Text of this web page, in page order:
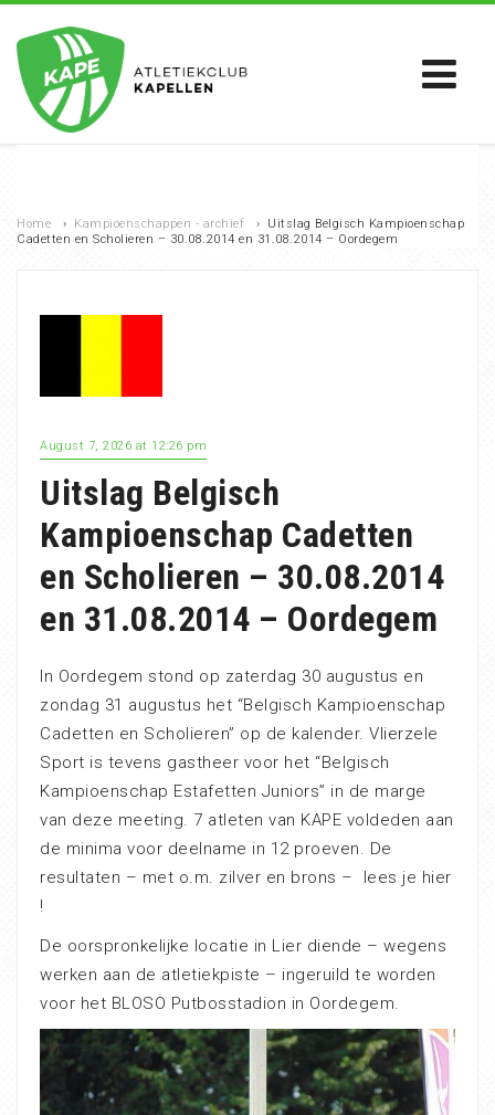
Home › Kampioenschappen - archief › Uitslag Belgisch Kampioenschap
Cadetten en Scholieren – 30.08.2014 en 31.08.2014 – Oordegem
August 7, 2026 at 12:26 pm
Uitslag Belgisch
Kampioenschap Cadetten
en Scholieren – 30.08.2014
en 31.08.2014 – Oordegem
In Oordegem stond op zaterdag 30 augustus en
zondag 31 augustus het “Belgisch Kampioenschap
Cadetten en Scholieren” op de kalender. Vlierzele
Sport is tevens gastheer voor het “Belgisch
Kampioenschap Estafetten Juniors” in de marge
van deze meeting. 7 atleten van KAPE voldeden aan
de minima voor deelname in 12 proeven. De
resultaten – met o.m. zilver en brons – lees je hier
!
De oorspronkelijke locatie in Lier diende – wegens
werken aan de atletiekpiste – ingeruild te worden
voor het BLOSO Putbosstadion in Oordegem.